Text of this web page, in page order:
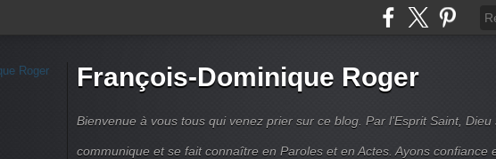
François-Dominique Roger
Bienvenue à vous tous qui venez prier sur ce blog. Par l’Esprit Saint, Dieu
communique et se fait connaître en Paroles et en Actes. Ayons confiance